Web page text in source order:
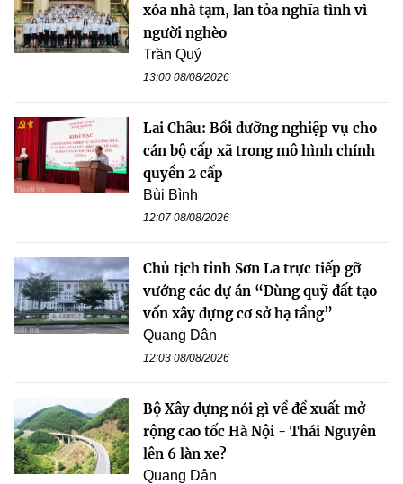
xóa nhà tạm, lan tỏa nghĩa tình vì
người nghèo
Trần Quý
13:00 08/08/2026
Lai Châu: Bồi dưỡng nghiệp vụ cho
cán bộ cấp xã trong mô hình chính
quyền 2 cấp
Bùi Bình
12:07 08/08/2026
Chủ tịch tỉnh Sơn La trực tiếp gỡ
vướng các dự án “Dùng quỹ đất tạo
vốn xây dựng cơ sở hạ tầng”
Quang Dân
12:03 08/08/2026
Bộ Xây dựng nói gì về đề xuất mở
rộng cao tốc Hà Nội - Thái Nguyên
lên 6 làn xe?
Quang Dân